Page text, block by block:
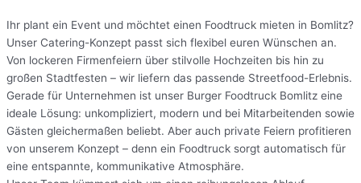
Ihr plant ein Event und möchtet einen Foodtruck mieten in Bomlitz?
Unser Catering-Konzept passt sich flexibel euren Wünschen an.
Von lockeren Firmenfeiern über stilvolle Hochzeiten bis hin zu
großen Stadtfesten – wir liefern das passende Streetfood-Erlebnis.
Gerade für Unternehmen ist unser Burger Foodtruck Bomlitz eine
ideale Lösung: unkompliziert, modern und bei Mitarbeitenden sowie
Gästen gleichermaßen beliebt. Aber auch private Feiern profitieren
von unserem Konzept – denn ein Foodtruck sorgt automatisch für
eine entspannte, kommunikative Atmosphäre.